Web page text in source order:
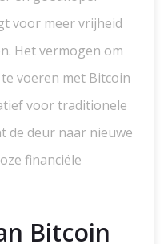
voor meer vrijheid
Het vermogen om
voeren met Bitcoin
voor traditionele
de deur naar nieuwe
financiële
Bitcoin